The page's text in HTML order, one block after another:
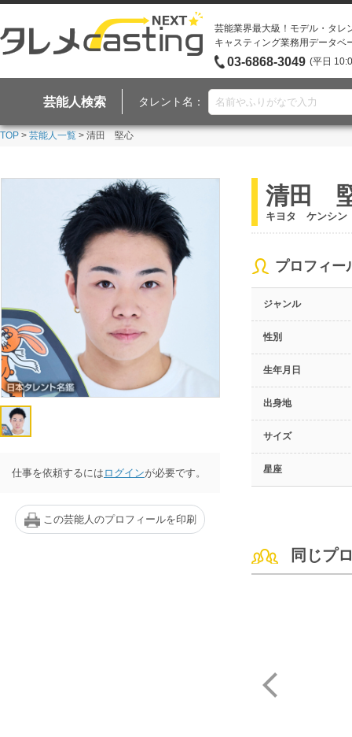
芸能業界最大級！モデル・タレ
キャスティング業務用データベ
03-6868-3049 (平日
芸能人検索 タレント名：
TOP > 芸能人一覧 > 清田 堅心
仕事を依頼するには ログインが必要です。
この芸能人のプロフィールを印刷
清田
キヨタ ケンシン
プロフィー
ジャンル
性別
生年月日
出身地
サイズ
星座
同じプ